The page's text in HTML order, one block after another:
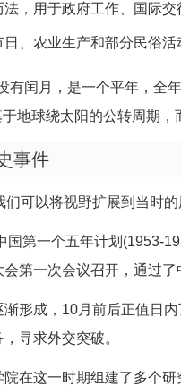
法，用于政府工作、国际
日、农业生产和部分民俗
有闰月，是一个平年，全
球绕太阳的公转周期，
事件
可以将视野扩展到当时的
国第一个五年计划(1953-
第一次会议召开，通过了
渐形成，10月前后正值日
寻求外交突破。
院在这一时期组建了多个